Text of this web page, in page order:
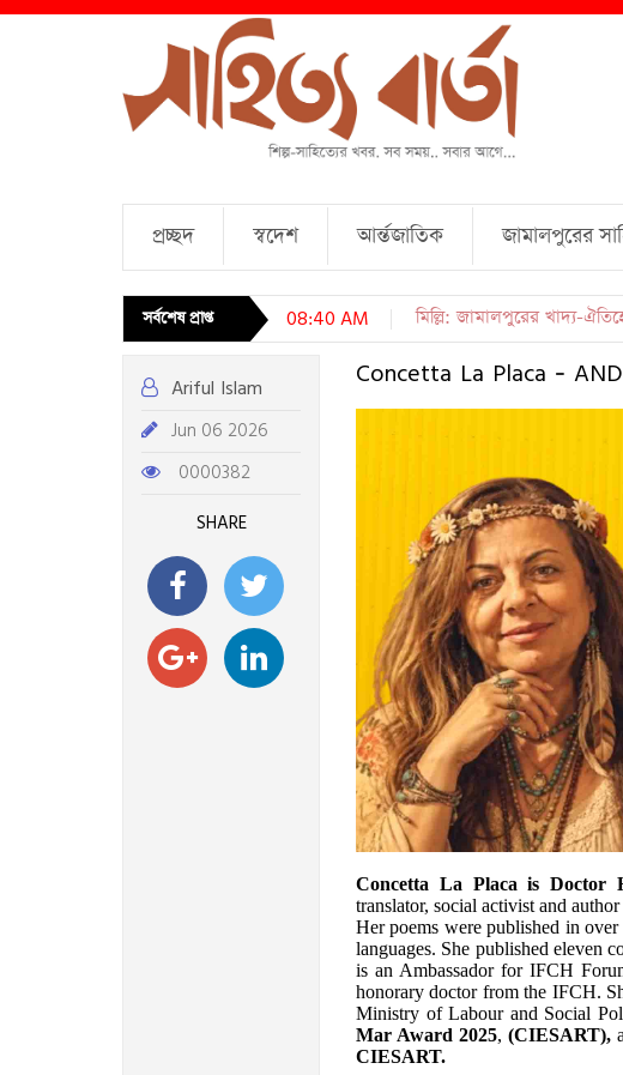
প্রচ্ছদ স্বদেশ আর্ন্তজাতিক জামালপুরের
সর্বশেষ প্রাপ্ত 08:40 AM চারটি কবিতা । আব্দুল্লাহ্ জামিল
Ariful Islam
Jun 06 2026
0000382
SHARE
Concetta La Placa -
Concetta La Placa is Doctor
translator, social activist and
Her poems were published in
languages. She published eleven
is an Ambassador for IFCH
honorary doctor from the IFCH.
Ministry of Labour and Social
Mar Award 2025,(CIESART),
CIESART.